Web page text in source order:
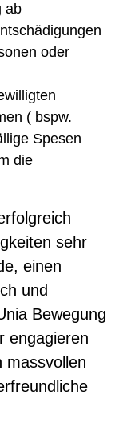
ab
oder
( bspw.
Spesen
die
sehr
einen
und
Bewegung
engagieren
massvollen